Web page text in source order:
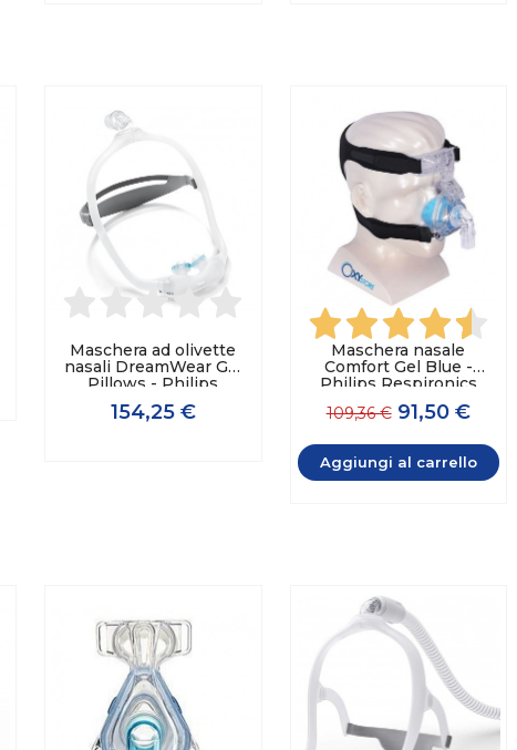
Maschera ad olivette
nasali DreamWear Gel
Pillows - Philips
154,25 €
Maschera nasale
Comfort Gel Blue -
Philips Respironics
109,36 € 91,50 €
Aggiungi al carrello